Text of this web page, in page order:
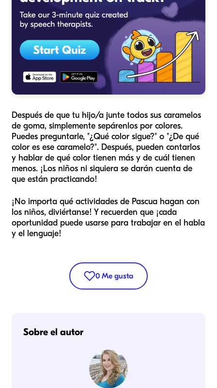
Después de que tu hijo/a junte todos sus caramelos
de goma, simplemente sepárenlos por colores.
Puedes preguntarle, "¿Qué color sigue?" o "¿De qué
color es ese caramelo?". Después, pueden contarlos
y hablar de qué color tienen más y de cuál tienen
menos. ¡Los niños ni siquiera se darán cuenta de
que están practicando!
¡No importa qué actividades de Pascua hagan con
los niños, diviértanse! Y recuerden que ¡cada
oportunidad puede usarse para trabajar en el habla
y el lenguaje!
0 Me gusta
Sobre el autor